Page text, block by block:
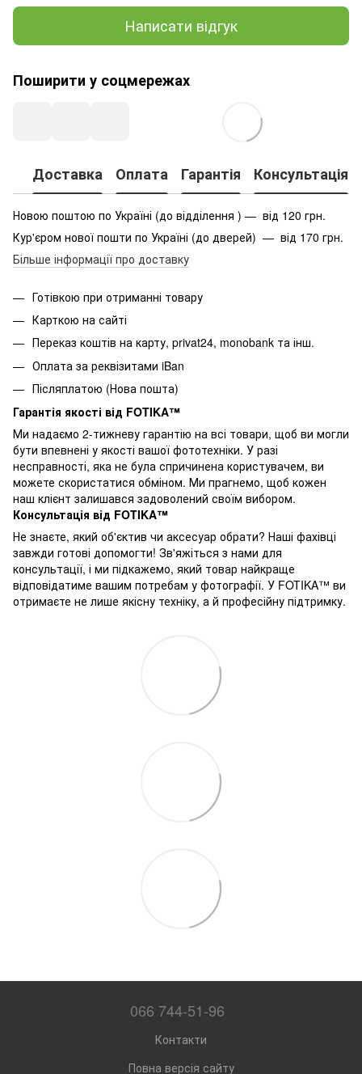
Написати відгук
Поширити у соцмережах
Доставка Оплата Гарантія Консультація
Новою поштою по Україні (до відділення ) — від 120 грн.
Кур'єром нової пошти по Україні (до дверей) — від 170 грн.
Більше інформації про доставку
Готівкою при отриманні товару
Карткою на сайті
Переказ коштів на карту, privat24, monobank та інш.
Оплата за реквізитами iBan
Післяплатою (Нова пошта)
Гарантія якості від FOTIKA™
Ми надаємо 2-тижневу гарантію на всі товари, щоб ви могли
бути впевнені у якості вашої фототехніки. У разі
несправності, яка не була спричинена користувачем, ви
можете скористатися обміном. Ми прагнемо, щоб кожен
наш клієнт залишався задоволений своїм вибором.
Консультація від FOTIKA™
Не знаєте, який об'єктив чи аксесуар обрати? Наші фахівці
завжди готові допомогти! Зв'яжіться з нами для
консультації, і ми підкажемо, який товар найкраще
відповідатиме вашим потребам у фотографії. У FOTIKA™ ви
отримаєте не лише якісну техніку, а й професійну підтримку.
066 744-51-96
Контакти
Повна версія сайту